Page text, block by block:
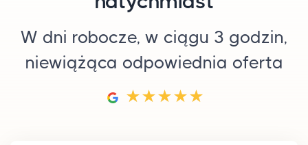
W dni robocze, w ciągu 3 godzin,
niewiążąca odpowiednia oferta